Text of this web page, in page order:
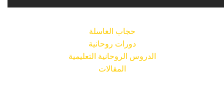
حجاب الغاسلة
دورات روحانية
الدروس الروحانية التعليمية
المقالات